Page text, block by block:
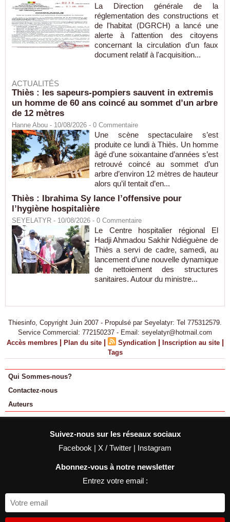
La Direction générale de la
réglementation des constructions et
de l'habitat (DGRCH) a lancé une
alerte à l'attention des citoyens
concernant la circulation d'un faux
document relatif à l'acquisition...
ACTUALITÉS
Thiès : les sapeurs-pompiers sauvent in extremis
un homme de 60 ans coincé au sommet d’un arbre
de 12 mètres
Hanne Abou - 10/08/2026 - 0 Commentaire
Une scène spectaculaire s’est
produite ce lundi à Thiès. Un homme
âgé d’une soixantaine d’années s’est
retrouvé coincé au sommet d’un
arbre d’environ 12 mètres de hauteur
alors qu’il tentait d’en...
Thiès : Ibrahima Sy lance l’offensive pour
l’hygiène hospitalière
SEYELATYR - 10/08/2026 - 0 Commentaire
Le Centre hospitalier régional El
Hadji Ahmadou Sakhir Ndiéguène de
Thiès a servi de cadre, samedi, au
lancement d’une nouvelle dynamique
de nettoiement des structures
sanitaires. Autour du ministre...
Thiesinfo, Copyright Juin 2007 - Propulsé par Seyelatyr: Tel 775312579.
Service Commercial: 772150237 - Email: seyelatyr@hotmail.com
Accès membres | Plan du site | Syndication | Inscription au site |
Tags
Qui Sommes-nous?
Contactez-nous
Auteurs
Suivez-nous sur les réseaux sociaux
Facebook | X / Twitter | Instagram
Abonnez-vous à notre newsletter
Entrez votre email :